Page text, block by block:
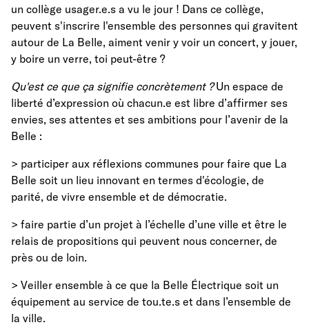
un collège usager.e.s a vu le jour ! Dans ce collège,
peuvent s'inscrire l'ensemble des personnes qui gravitent
autour de La Belle, aiment venir y voir un concert, y jouer,
y boire un verre, toi peut-être ?
Qu'est ce que ça signifie concrètement ?Un espace de
liberté d’expression où chacun.e est libre d’affirmer ses
envies, ses attentes et ses ambitions pour l’avenir de la
Belle :
> participer aux réflexions communes pour faire que La
Belle soit un lieu innovant en termes d'écologie, de
parité, de vivre ensemble et de démocratie.
> faire partie d’un projet à l’échelle d’une ville et être le
relais de propositions qui peuvent nous concerner, de
près ou de loin.
> Veiller ensemble à ce que la Belle Électrique soit un
équipement au service de tou.te.s et dans l’ensemble de
la ville.